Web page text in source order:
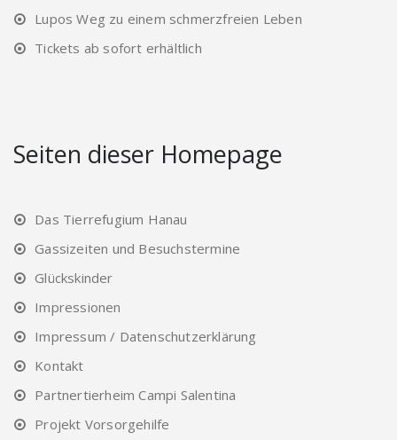
Lupos Weg zu einem schmerzfreien Leben
Tickets ab sofort erhältlich
Seiten dieser Homepage
Das Tierrefugium Hanau
Gassizeiten und Besuchstermine
Glückskinder
Impressionen
Impressum / Datenschutzerklärung
Kontakt
Partnertierheim Campi Salentina
Projekt Vorsorgehilfe